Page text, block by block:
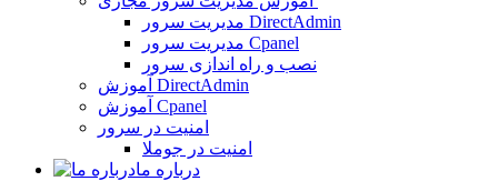
مدیریت سرور DirectAdmin
مدیریت سرور Cpanel
نصب و راه اندازی سرور
آموزش DirectAdmin
آموزش Cpanel
امنیت در سرور
امنیت در جوملا
درباره ما